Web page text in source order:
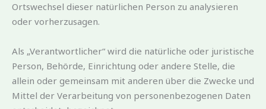
Ortswechsel dieser natürlichen Person zu analysieren
oder vorherzusagen.
Als „Verantwortlicher“ wird die natürliche oder juristische
Person, Behörde, Einrichtung oder andere Stelle, die
allein oder gemeinsam mit anderen über die Zwecke und
Mittel der Verarbeitung von personenbezogenen Daten